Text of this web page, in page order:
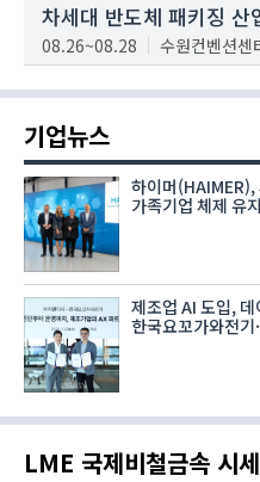
차세대 반도체 패키징 산
08.26~08.28 수원컨벤션센
기업뉴스
하이머
가족기업 체제 유
제조업 AI 도입,
한국요꼬가와전기
LME 국제비철금속 시세